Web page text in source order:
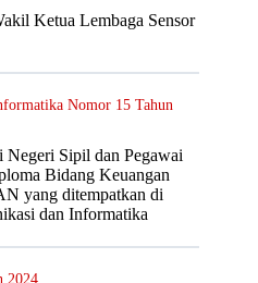
Ketua Lembaga Sensor
Nomor 15 Tahun
Negeri Sipil dan Pegawai
Bidang Keuangan
yang ditempatkan di
dan Informatika
2024